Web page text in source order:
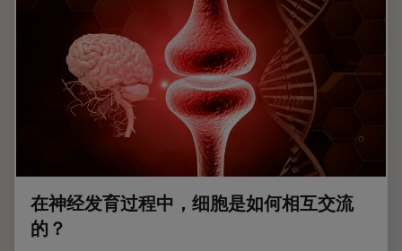
在神经发育过程中，细胞是如何相互交流
的？